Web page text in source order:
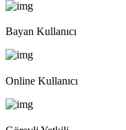
Bayan Kullanıcı
Online Kullanıcı